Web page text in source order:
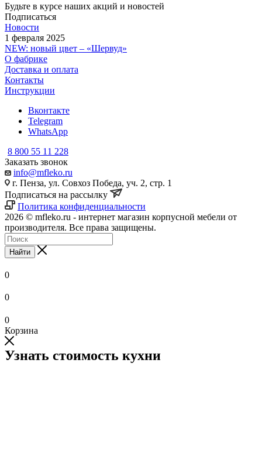
Будьте в курсе наших акций и новостей
Подписаться
Новости
1 февраля 2025
NEW: новый цвет – «Шервуд»
О фабрике
Доставка и оплата
Контакты
Инструкции
Вконтакте
Telegram
WhatsApp
8 800 55 11 228
Заказать звонок
info@mfleko.ru
г. Пенза, ул. Совхоз Победа, уч. 2, стр. 1
Подписаться на рассылку
Политика конфиденциальности
2026 © mfleko.ru - интернет магазин корпусной мебели от
производителя. Все права защищены.
Найти
0
0
0
Корзина
Узнать стоимость кухни